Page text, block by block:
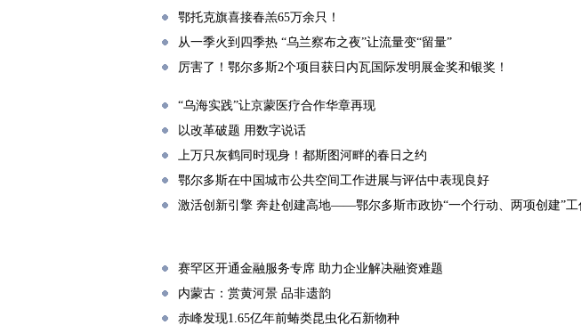
鄂托克旗喜接春羔65万余只！
从一季火到四季热 “乌兰察布之夜”让流量变“留量”
厉害了！鄂尔多斯2个项目获日内瓦国际发明展金奖和银奖！
“乌海实践”让京蒙医疗合作华章再现
以改革破题 用数字说话
上万只灰鹤同时现身！都斯图河畔的春日之约
鄂尔多斯在中国城市公共空间工作进展与评估中表现良好
激活创新引擎 奔赴创建高地——鄂尔多斯市政协“一个行动、两项创建”工
赛罕区开通金融服务专席 助力企业解决融资难题
内蒙古：赏黄河景 品非遗韵
赤峰发现1.65亿年前蝽类昆虫化石新物种